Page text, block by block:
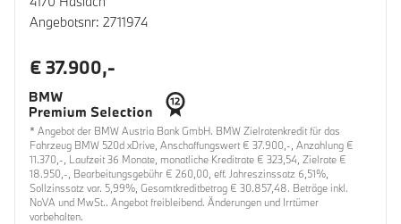
Angebotsnr: 2711974
€ 37.900,-
* Angebot der BMW Austria Bank GmbH. BMW Zielratenkredit für das
Fahrzeug BMW 520d xDrive, Anschaffungswert € 37.900,-, Anzahlung €
11.370,-, Laufzeit 36 Monate, monatliche Kreditrate € 323,54, Zielrate €
18.950,-, Bearbeitungsgebühr € 260,00, eff. Jahreszinssatz 6,51%,
Sollzinssatz var. 5,99%, Gesamtkreditbetrag € 30.857,48. Beträge inkl.
NoVA und MwSt.. Angebot freibleibend. Änderungen und Irrtümer
vorbehalten.